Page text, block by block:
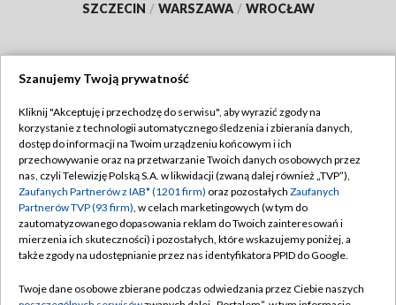
SZCZECIN / WARSZAWA / WROCŁAW
TVP
Abonament TVP
Emisja w TVP
Centrum informacji TVP
Naziemna Telewizja Cyfrowa
Regulamin TVP
Polityka prywatności
Moje zgody
Pomoc
Szanujemy Twoją prywatność
Kliknij "Akceptuję i przechodzę do serwisu", aby wyrazić zgody na
korzystanie z technologii automatycznego śledzenia i zbierania danych,
dostęp do informacji na Twoim urządzeniu końcowym i ich
przechowywanie oraz na przetwarzanie Twoich danych osobowych przez
nas, czyli Telewizję Polską S.A. w likwidacji (zwaną dalej również „TVP”),
Zaufanych Partnerów z IAB* (1201 firm) oraz pozostałych Zaufanych
Partnerów TVP (93 firm), w celach marketingowych (w tym do
zautomatyzowanego dopasowania reklam do Twoich zainteresowań i
mierzenia ich skuteczności) i pozostałych, które wskazujemy poniżej, a
także zgody na udostępnianie przez nas identyfikatora PPID do Google.
Twoje dane osobowe zbierane podczas odwiedzania przez Ciebie naszych